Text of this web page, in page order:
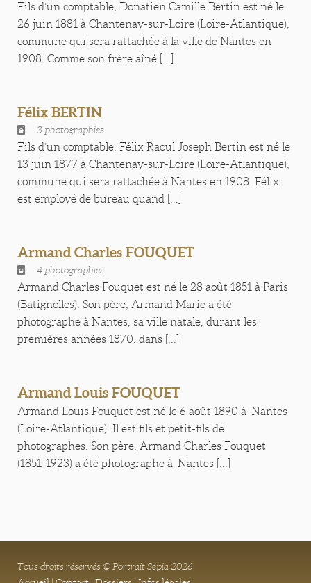
Fils d’un comptable, Donatien Camille Bertin est né le
26 juin 1881 à Chantenay-sur-Loire (Loire-Atlantique),
commune qui sera rattachée à la ville de Nantes en
1908. Comme son frère aîné [...]
Félix BERTIN
3 photographies
Fils d’un comptable, Félix Raoul Joseph Bertin est né le
13 juin 1877 à Chantenay-sur-Loire (Loire-Atlantique),
commune qui sera rattachée à Nantes en 1908. Félix
est employé de bureau quand [...]
Armand Charles FOUQUET
4 photographies
Armand Charles Fouquet est né le 28 août 1851 à Paris
(Batignolles). Son père, Armand Marie a été
photographe à Nantes, sa ville natale, durant les
premières années 1870, dans [...]
Armand Louis FOUQUET
Armand Louis Fouquet est né le 6 août 1890 à Nantes
(Loire-Atlantique). Il est fils et petit-fils de
photographes. Son père, Armand Charles Fouquet
(1851-1923) a été photographe à Nantes [...]
Tous droits réservés © Portrait Sépia 2026